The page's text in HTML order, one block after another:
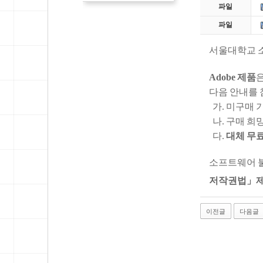
파일
파일
서울대학교
Adobe 제품
다음 안내를
가. 미구매
나. 구매 희
다. 대체 무
소프트웨어
저작권법」
이전글 다음글